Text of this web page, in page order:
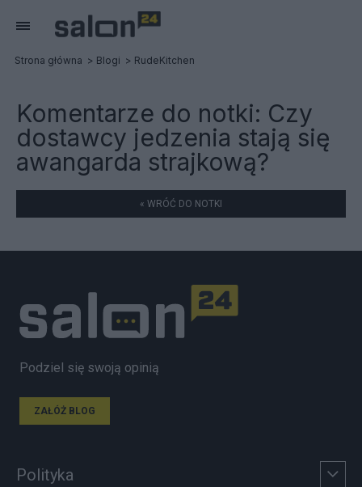
Strona główna Blogi RudeKitchen
Komentarze do notki: Czy
dostawcy jedzenia stają się
awangarda strajkową?
« WRÓĆ DO NOTKI
Podziel się swoją opinią
ZAŁÓŻ BLOG
Polityka